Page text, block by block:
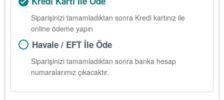
Siparişinizi tamamladıktan sonra Kredi kartınız ile
online ödeme yapın
Havale / EFT İle Öde
Siparişinizi tamamladıktan sonra banka hesap
numaralarımız çıkacaktır.